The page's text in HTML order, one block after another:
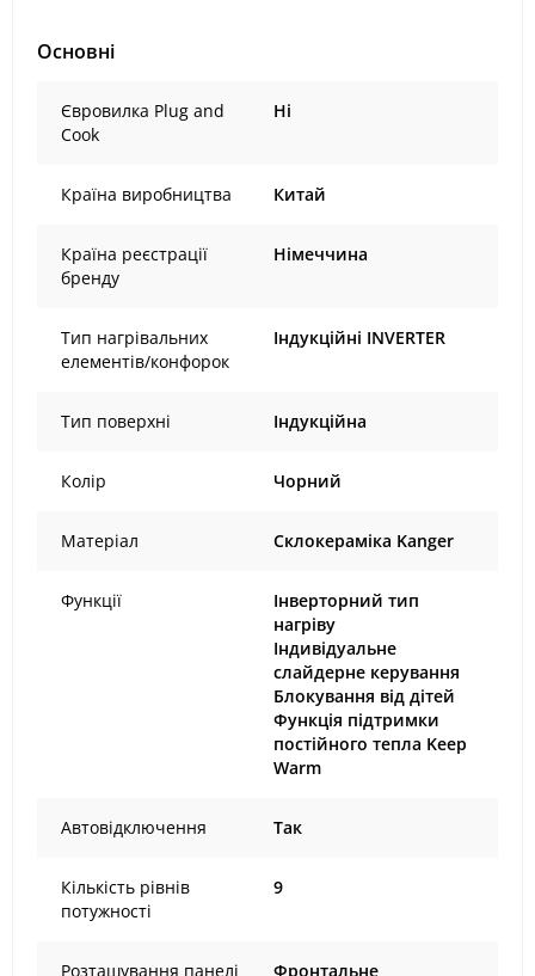
Основні
Євровилка Plug and
Cook
Ні
Країна виробництва Китай
Країна реєстрації
бренду
Німеччина
Тип нагрівальних
елементів/конфорок
Індукційні INVERTER
Тип поверхні Індукційна
Колір Чорний
Матеріал Склокераміка Kanger
Функції
Інверторний тип
нагріву
Індивідуальне
слайдерне керування
Блокування від дітей
Функція підтримки
постійного тепла Keep
Warm
Автовідключення Так
Кількість рівнів
потужності
9
Розташування панелі
Фронтальне